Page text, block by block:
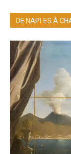
DE NAPLES À